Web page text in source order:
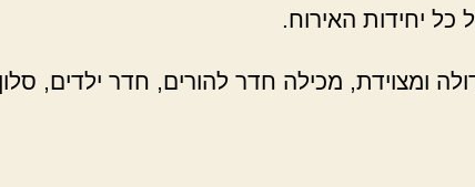
יחידות האירוח.
ומצוידת, מכילה חדר להורים, חדר ילדים,